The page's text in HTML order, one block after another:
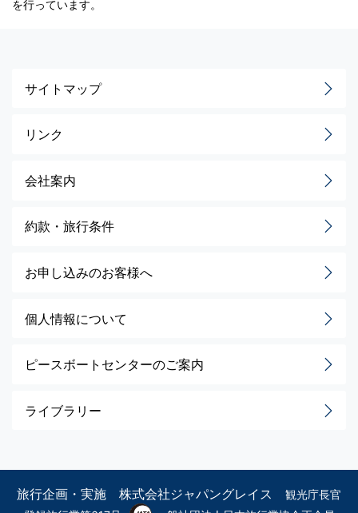
を行っています。
サイトマップ
リンク
会社案内
約款・旅行条件
お申し込みのお客様へ
個人情報について
ピースボートセンターのご案内
ライブラリー
旅行企画・実施 株式会社ジャパングレイス 観光庁長官